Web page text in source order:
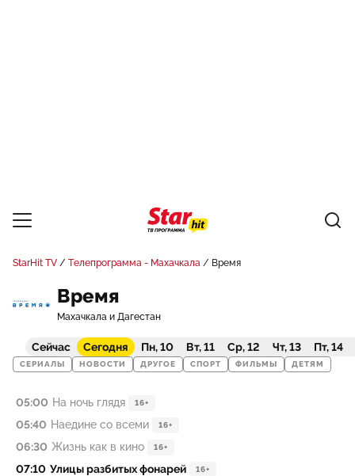
StarHit TV Телепрограмма - Махачкала Время
Время
Махачкала и Дагестан
Сейчас Сегодня Пн, 10 Вт, 11 Ср, 12 Чт, 13 Пт, 14
СЕРИАЛЫ НОВОСТИ ДРУГОЕ СПОРТ ФИЛЬМЫ ДЕТЯМ
05:00 На ночь глядя 16+
05:40 Наедине со всеми 16+
06:30 Жизнь как в кино 16+
07:10 Улицы разбитых фонарей 16+